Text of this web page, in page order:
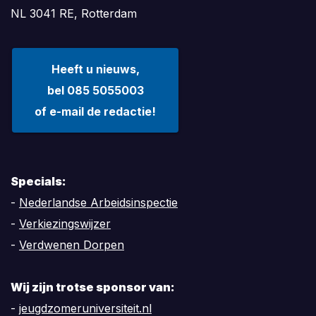
NL 3041 RE, Rotterdam
Heeft u nieuws,
bel 085 5055003
of e-mail de redactie!
Specials:
- Nederlandse Arbeidsinspectie
- Verkiezingswijzer
- Verdwenen Dorpen
Wij zijn trotse sponsor van:
- jeugdzomeruniversiteit.nl